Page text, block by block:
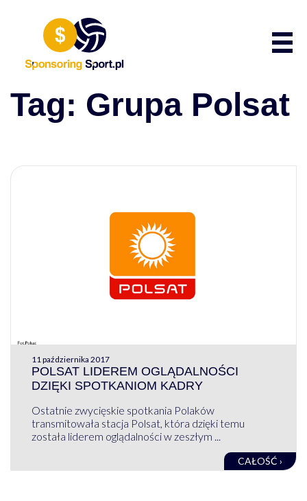
Tag: Grupa Polsat
11 października 2017
POLSAT LIDEREM OGLĄDALNOŚCI
DZIĘKI SPOTKANIOM KADRY
Ostatnie zwycięskie spotkania Polaków
transmitowała stacja Polsat, która dzięki temu
została liderem oglądalności w zeszłym ...
CAŁOŚĆ ›